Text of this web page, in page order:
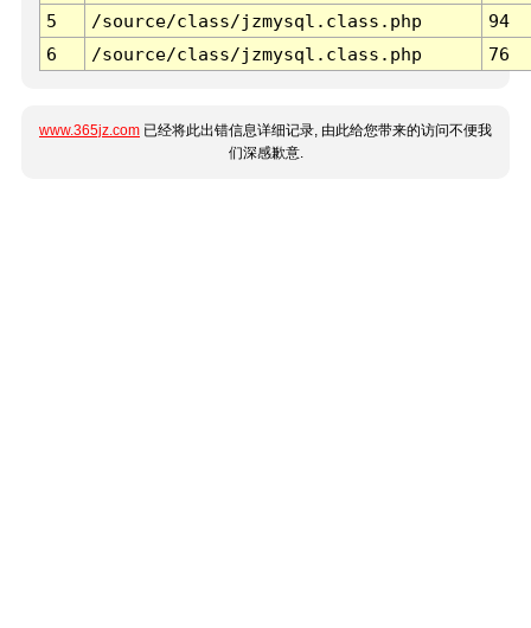
5
/source/class/jzmysql.class.php
94
6
/source/class/jzmysql.class.php 76
www.365jz.com 已经将此出错信息详细记录, 由此给您带来的访问不便我
们深感歉意.